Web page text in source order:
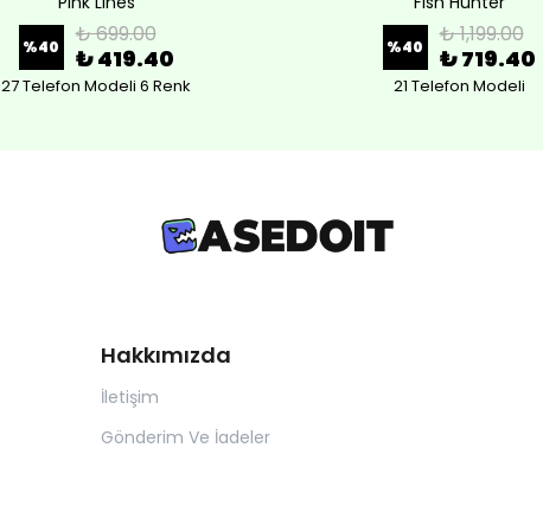
%40 ₺ 699.00
₺ 419.40
27 Telefon Modeli 6 Renk
%40 ₺ 1,199.00
₺ 719.40
21 Telefon Modeli
Hakkımızda
İletişim
Gönderim Ve İadeler